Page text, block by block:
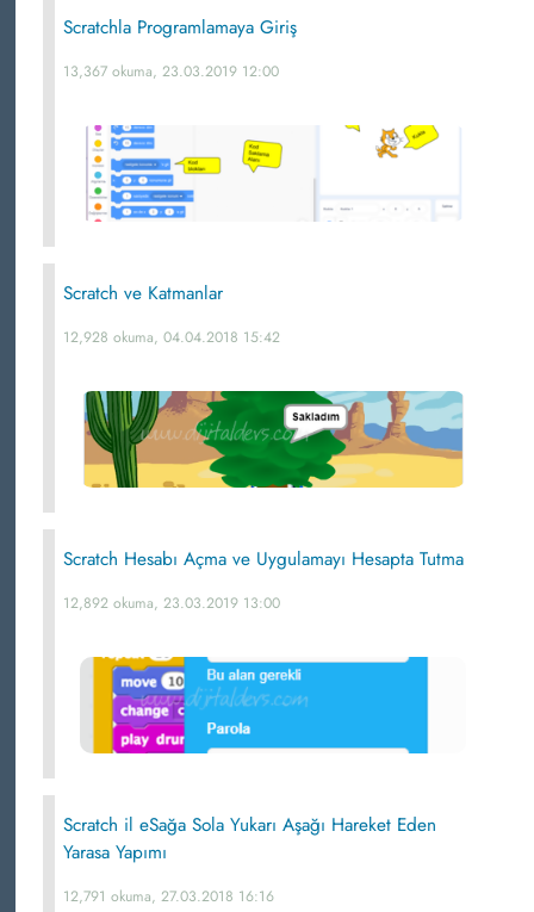
Scratchla Programlamaya Giriş
13,367 okuma, 23.03.2019 12:00
Scratch ve Katmanlar
12,928 okuma, 04.04.2018 15:42
Scratch Hesabı Açma ve Uygulamayı Hesapta Tutma
12,892 okuma, 23.03.2019 13:00
Scratch il eSağa Sola Yukarı Aşağı Hareket Eden
Yarasa Yapımı
12,791 okuma, 27.03.2018 16:16